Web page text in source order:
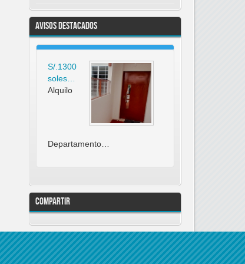
Avisos Destacados
S/.1300
soles…
Alquilo
Departamento…
Compartir